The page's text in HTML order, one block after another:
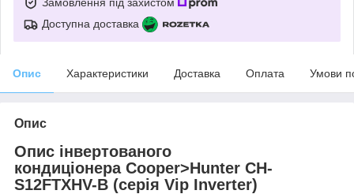
Доступна доставка
Опис Характеристики Доставка Оплата Умови
Опис
Опис інвертованого
кондиціонера Cooper>Hunter CH-
S12FTXHV-B (серія Vip Inverter)